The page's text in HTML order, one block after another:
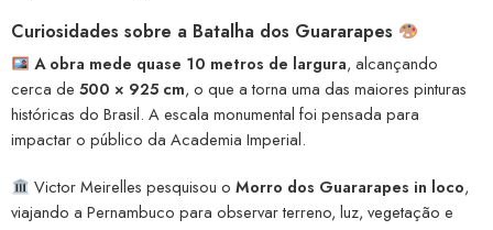
Curiosidades sobre a Batalha dos Guararapes
A obra mede quase 10 metros de largura, alcançando
cerca de 500 × 925 cm, o que a torna uma das maiores pinturas
históricas do Brasil. A escala monumental foi pensada para
impactar o público da Academia Imperial.
Victor Meirelles pesquisou o Morro dos Guararapes in loco,
viajando a Pernambuco para observar terreno, luz, vegetação e